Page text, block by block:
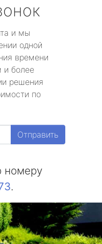
и мы
одной
времени
и более
решения
по
Отправить
номеру
.